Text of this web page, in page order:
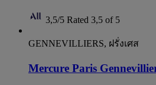
3,5/5 Rated 3,5 of 5
GENNEVILLIERS, ฝรั่งเศส
Mercure Paris